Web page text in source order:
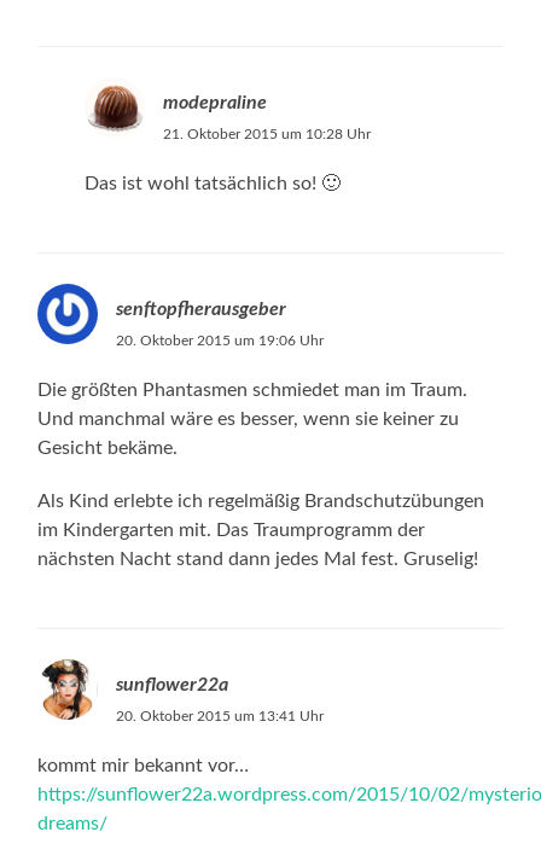
modepraline
21. Oktober 2015 um 10:28 Uhr
Das ist wohl tatsächlich so! 🙂
senftopfherausgeber
20. Oktober 2015 um 19:06 Uhr
Die größten Phantasmen schmiedet man im Traum.
Und manchmal wäre es besser, wenn sie keiner zu
Gesicht bekäme.
Als Kind erlebte ich regelmäßig Brandschutzübungen
im Kindergarten mit. Das Traumprogramm der
nächsten Nacht stand dann jedes Mal fest. Gruselig!
sunflower22a
20. Oktober 2015 um 13:41 Uhr
kommt mir bekannt vor…
https://sunflower22a.wordpress.com/2015/10/02/
dreams/